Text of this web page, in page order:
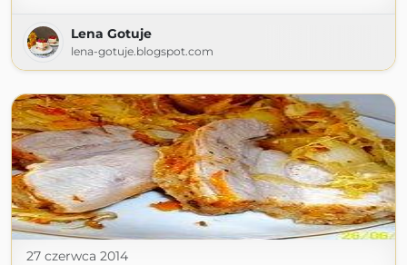
Lena Gotuje
lena-gotuje.blogspot.com
27 czerwca 2014